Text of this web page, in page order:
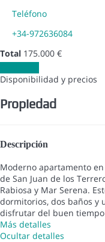
Teléfono
+34-972636084
Total 175.000 €
Disponibilidad y precios
Propiedad
Descripción
Moderno apartamento
de San Juan de los
Rabiosa y Mar Serena.
dormitorios, dos baños y
disfrutar del buen
Más detalles
Ocultar detalles